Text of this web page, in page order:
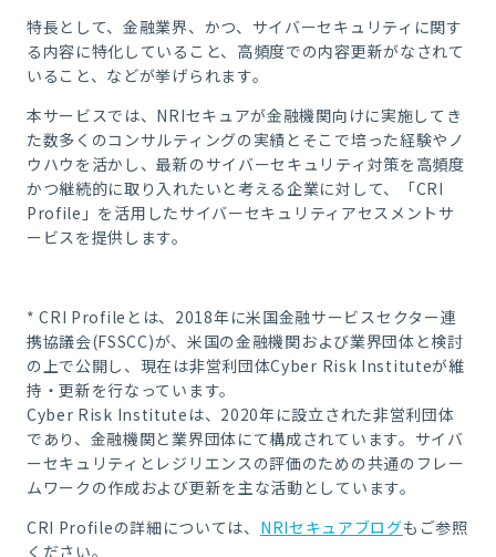
特長として、金融業界、かつ、サイバーセキュリティに関す
る内容に特化していること、高頻度での内容更新がなされて
いること、などが挙げられます。
本サービスでは、NRIセキュアが金融機関向けに実施してき
た数多くのコンサルティングの実績とそこで培った経験やノ
ウハウを活かし、最新のサイバーセキュリティ対策を高頻度
かつ継続的に取り入れたいと考える企業に対して、「CRI
Profile」を活用したサイバーセキュリティアセスメントサ
ービスを提供します。
* CRI Profileとは、 2018年に米国金融サービスセクター連
携協議会(FSSCC)が、米国の金融機関および業界団体と検討
の上で公開し、現在は非営利団体Cyber Risk Instituteが維
持・更新を行なっています。
Cyber Risk Instituteは、2020年に設立された非営利団体
であり、金融機関と業界団体にて構成されています。サイバ
ーセキュリティとレジリエンスの評価のための共通のフレー
ムワークの作成および更新を主な活動としています。
CRI Profileの詳細については、 NRIセキュアブログもご参照
ください。